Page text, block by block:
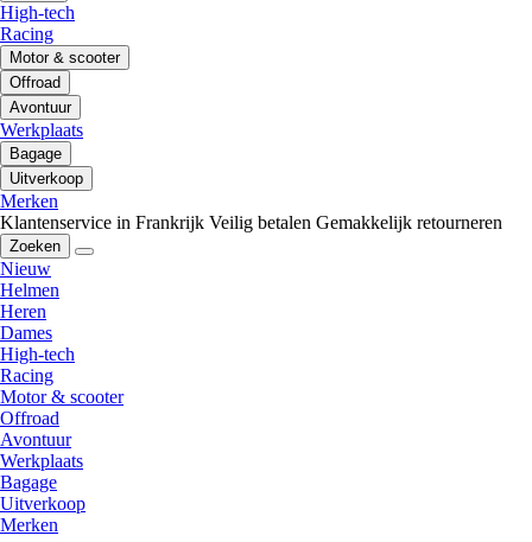
High-tech
Racing
Motor & scooter
Offroad
Avontuur
Werkplaats
Bagage
Uitverkoop
Merken
Klantenservice in Frankrijk Veilig betalen Gemakkelijk retourneren
Zoeken
Nieuw
Helmen
Heren
Dames
High-tech
Racing
Motor & scooter
Offroad
Avontuur
Werkplaats
Bagage
Uitverkoop
Merken